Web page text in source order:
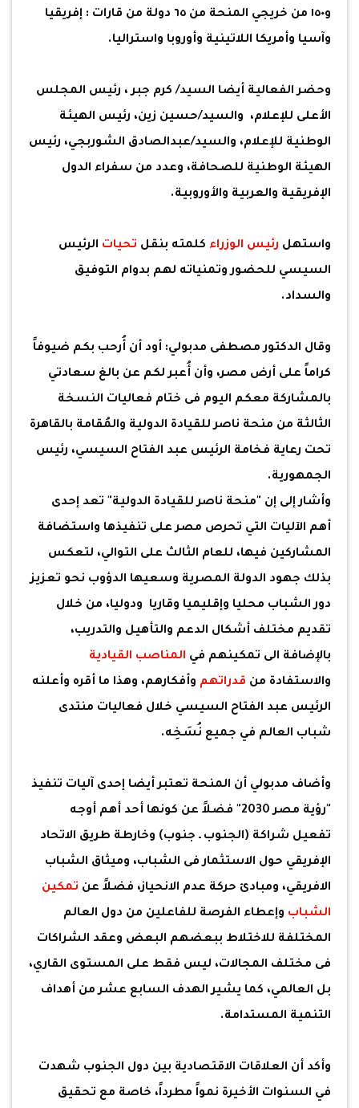
و١٥٠ من خريجي المنحة من ٦٥ دولة من قارات : إفريقيا
وآسيا وأمريكا اللاتينية وأوروبا واستراليا.
وحضر الفعالية أيضا السيد/ كرم جبر ، رئيس المجلس
الأعلى للإعلام، والسيد/حسين زين، رئيس الهيئة
الوطنية للإعلام، والسيد/عبدالصادق الشوربجي، رئيس
الهيئة الوطنية للصحافة، وعدد من سفراء الدول
الإفريقية والعربية والأوروبية.
واستهل رئيس الوزراء كلمته بنقل تحيات الرئيس
السيسي للحضور وتمنياته لهم بدوام التوفيق
والسداد.
وقال الدكتور مصطفى مدبولي: أود أن أُرحب بكم ضيوفاً
كراماً على أرض مصر، وأن أُعبر لكم عن بالغ سعادتي
بالمشاركة معكم اليوم فى ختام فعاليات النسخة
الثالثة من منحة ناصر للقيادة الدولية والمُقامة بالقاهرة
تحت رعاية فخامة الرئيس عبد الفتاح السيسي، رئيس
الجمهورية.
وأشار إلى إن "منحة ناصر للقيادة الدولية" تعد إحدى
أهم الآليات التي تحرص مصر على تنفيذها واستضافة
المشاركين فيها، للعام الثالث على التوالي، لتعكس
بذلك جهود الدولة المصرية وسعيها الدؤوب نحو تعزيز
دور الشباب محليا وإقليميا وقاريا ودوليا، من خلال
تقديم مختلف أشكال الدعم والتأهيل والتدريب،
بالإضافة الى تمكينهم في المناصب القيادية
والاستفادة من قدراتهم وأفكارهم، وهذا ما أقره وأعلنه
الرئيس عبد الفتاح السيسي خلال فعاليات منتدى
شباب العالم في جميع نُسَخِه.
وأضاف مدبولي أن المنحة تعتبر أيضا إحدى آليات تنفيذ
"رؤية مصر 2030" فضلاً عن كونها أحد أهم أوجه
تفعيل شراكة (الجنوب ـ جنوب) وخارطة طريق الاتحاد
الإفريقي حول الاستثمار فى الشباب، وميثاق الشباب
الافريقي، ومبادئ حركة عدم الانحياز، فضلاً عن تمكين
الشباب وإعطاء الفرصة للفاعلين من دول العالم
المختلفة للاختلاط ببعضهم البعض وعقد الشراكات
فى مختلف المجالات، ليس فقط على المستوى القاري،
بل العالمي، كما يشير الهدف السابع عشر من أهداف
التنمية المستدامة.
وأكد أن العلاقات الاقتصادية بين دول الجنوب شهدت
في السنوات الأخيرة نمواً مطرداً، خاصة مع تحقيق